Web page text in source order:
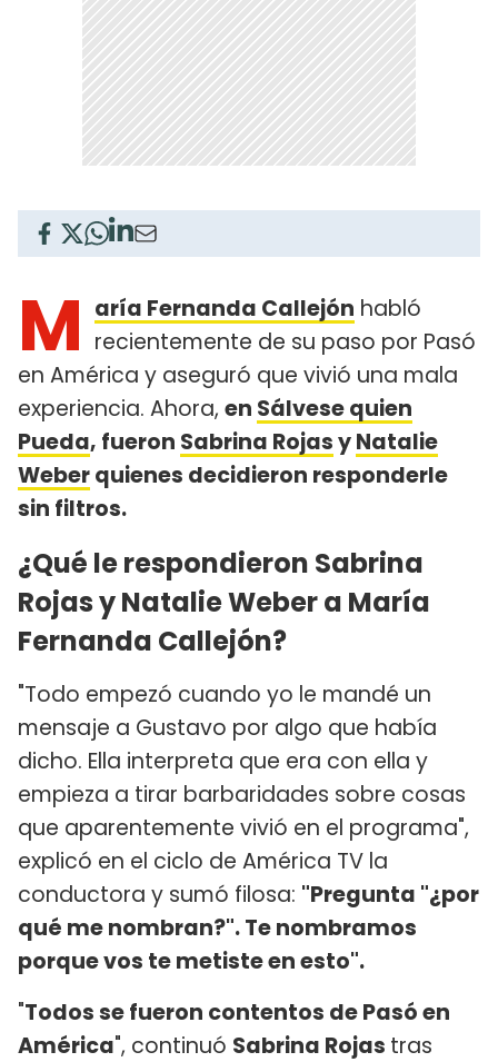
M aría Fernanda Callejón habló
recientemente de su paso por Pasó
en América y aseguró que vivió una mala
experiencia. Ahora, en Sálvese quien
Pueda, fueron Sabrina RojasyNatalie
Weberquienes decidieron responderle
sin filtros.
¿Qué le respondieron Sabrina
Rojas y Natalie Weber a María
Fernanda Callejón?
"Todo empezó cuando yo le mandé un
mensaje a Gustavo por algo que había
dicho. Ella interpreta que era con ella y
empieza a tirar barbaridades sobre cosas
que aparentemente vivió en el programa",
explicó en el ciclo de América TV la
conductora y sumó filosa: "Pregunta "¿por
qué me nombran?". Te nombramos
porque vos te metiste en esto".
"Todos se fueron contentos de Pasó en
América", continuó Sabrina Rojas tras